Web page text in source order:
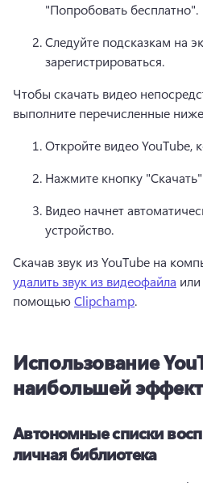
"Попробовать бесплатно".
Следуйте подсказкам на
зарегистрироваться.
Чтобы скачать видео
выполните перечисленные
Откройте видео YouTube,
Нажмите кнопку
Видео начнет
устройство.
Скачав звук из YouTube на
удалить звук из видеофайла
помощью Clipchamp.
Использование
наибольшей
Автономные списки
личная библиотека